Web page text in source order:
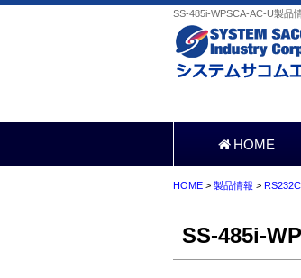
SS-485i-WPSCA-AC-U製品
HOME
HOME > 製品情報 >
SS-485i-